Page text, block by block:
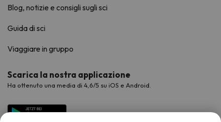
Blog, notizie e consigli sugli sci
Guida di sci
Viaggiare in gruppo
Scarica la nostra applicazione
Ha ottenuto una media di 4,6/5 su iOS e Android.